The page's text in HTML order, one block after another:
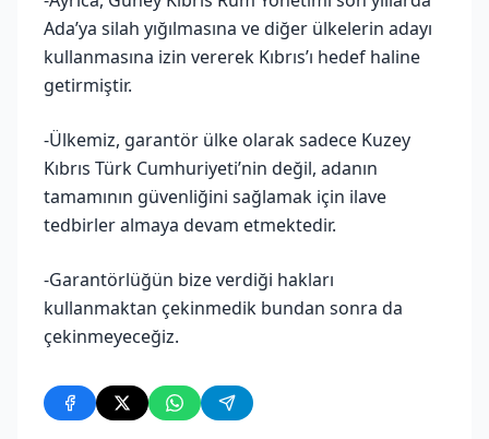
Ada’ya silah yığılmasına ve diğer ülkelerin adayı
kullanmasına izin vererek Kıbrıs’ı hedef haline
getirmiştir.
-Ülkemiz, garantör ülke olarak sadece Kuzey
Kıbrıs Türk Cumhuriyeti’nin değil, adanın
tamamının güvenliğini sağlamak için ilave
tedbirler almaya devam etmektedir.
-Garantörlüğün bize verdiği hakları
kullanmaktan çekinmedik bundan sonra da
çekinmeyeceğiz.